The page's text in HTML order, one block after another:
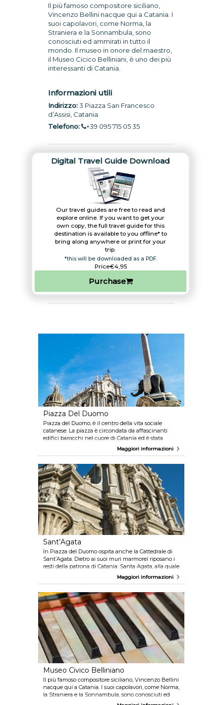
Il più famoso compositore siciliano,
Vincenzo Bellini nacque qui a Catania. I
suoi capolavori, come Norma, la
Straniera e la Sonnambula, sono
conosciuti ed ammirati in tutto il
mondo. Il museo in onore del maestro,
il Museo Cicico Belliniani, è uno dei più
interessanti di Catania.
Informazioni utili
Indirizzo:3 Piazza San Francesco
d’Assisi, Catania
Telefono:
+39 095 715 05 35
Digital Travel Guide Download
Our travel guides are free to read and
explore online. If you want to get your
own copy, the full travel guide for this
destination is available to you offline* to
bring along anywhere or print for your
trip.​
*this will be downloaded as a PDF.
Price€4,95
Purchase
Piazza Del Duomo
Piazza del Duomo, è il centro della vita sociale
catanese. La piazza è circondata da affascinanti
edifici barocchi nel cuore di Catania ed è stata
dichiarata patrimonio dell'umanità dall'UNESCO. Al
centro della piazza si colloca la Fontana
di pietra lavica,.
Maggiori informazioni
Sant’Agata
In Piazza del Duomo ospita anche la Cattedrale di
Sant’Agata. Dietro ai suoi muri marmorei riposano i
resti della patrona di Catania: Santa Agata, alla quale
ogni Febbraio viene dedicata la processione. Si
tratta di uno degli edifici più importanti di Catania.
Maggiori informazioni
Museo Civico Belliniano
Il più famoso compositore siciliano, Vincenzo Bellini
nacque qui a Catania. I suoi capolavori, come Norma,
la Straniera e la Sonnambula, sono conosciuti ed
ammirati in tutto il mondo. Il museo in onore del